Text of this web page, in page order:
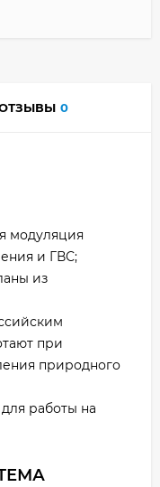
0
модуляция
и ГВС;
из
при
природного
работы на